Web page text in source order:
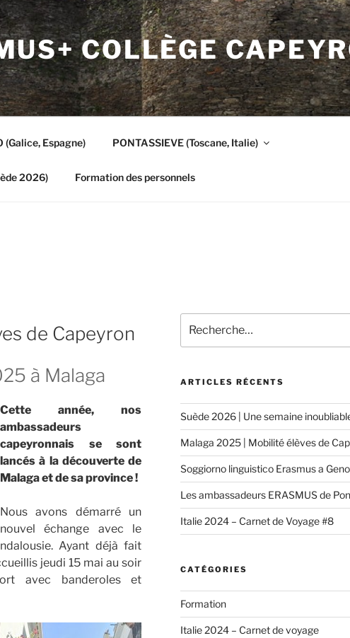
COLLÈGE
(Galice, Espagne) PONTASSIEVE (Toscane, Italie)
2026) Formation des personnels
de Capeyron
à Malaga
Cette année, nos
ambassadeurs
capeyronnais se sont
lancés à la découverte de
Malaga et de sa province !
Nous avons démarré un
nouvel échange avec le
Ayant déjà fait
jeudi 15 mai au soir
avec banderoles et
pour
ARTICLES RÉCENTS
Suède 2026 | Une semaine
Malaga 2025 | Mobilité élèves de
Soggiorno linguistico Erasmus a
Les ambassadeurs ERASMUS de
Italie 2024 – Carnet de Voyage #8
CATÉGORIES
Formation
Italie 2024 – Carnet de voyage